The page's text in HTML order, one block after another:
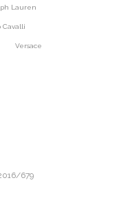
Lauren
Cavalli
Versace
679